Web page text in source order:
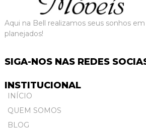
Aqui na Bell realizamos seus sonhos
planejados!
INSTITUCIONAL
INÍCIO
QUEM SOMOS
BLOG
SIGA-NOS NAS REDES